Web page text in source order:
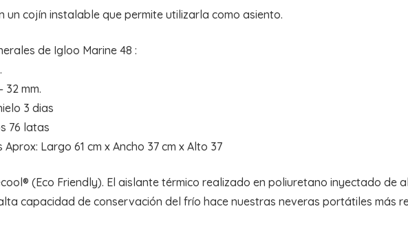
un cojín instalable que permite utilizarla como asiento.
de Igloo Marine 48 :
32 mm.
3 dias
76 latas
Largo 61 cm x Ancho 37 cm x Alto 37
(Eco Friendly). El aislante térmico realizado en poliuretano inyectado de
capacidad de conservación del frío hace nuestras neveras portátiles más